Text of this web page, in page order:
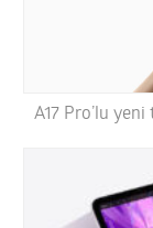
A17 Pro’lu